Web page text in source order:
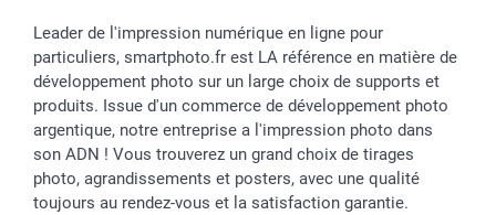
Leader de l'impression numérique en ligne pour
particuliers, smartphoto.fr est LA référence en matière de
développement photo sur un large choix de supports et
produits. Issue d'un commerce de développement photo
argentique, notre entreprise a l'impression photo dans
son ADN ! Vous trouverez un grand choix de tirages
photo, agrandissements et posters, avec une qualité
toujours au rendez-vous et la satisfaction garantie.